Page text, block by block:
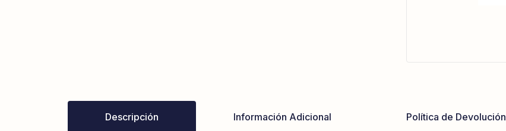
Descripción Información Adicional Política de Devolución